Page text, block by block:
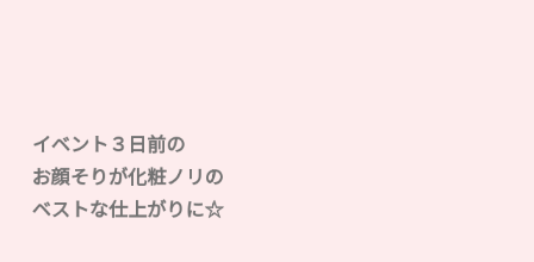
イベント３日前の
お顔そりが化粧ノリの
ベストな仕上がりに☆